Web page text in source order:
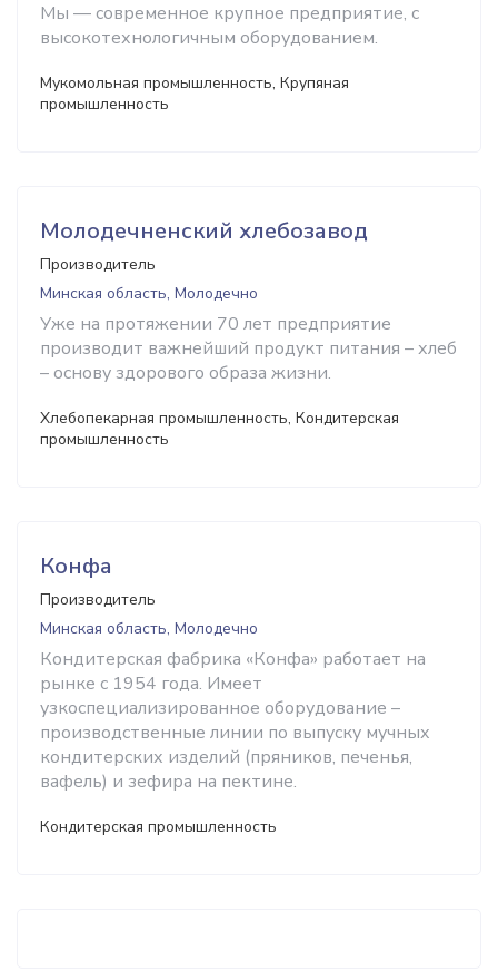
Мы — современное крупное предприятие, с
высокотехнологичным оборудованием.
Мукомольная промышленность, Крупяная
промышленность
Молодечненский хлебозавод
Производитель
Минская область, Молодечно
Уже на протяжении 70 лет предприятие
производит важнейший продукт питания – хлеб
– основу здорового образа жизни.
Хлебопекарная промышленность, Кондитерская
промышленность
Конфа
Производитель
Минская область, Молодечно
Кондитерская фабрика «Конфа» работает на
рынке с 1954 года. Имеет
узкоспециализированное оборудование –
производственные линии по выпуску мучных
кондитерских изделий (пряников, печенья,
вафель) и зефира на пектине.
Кондитерская промышленность